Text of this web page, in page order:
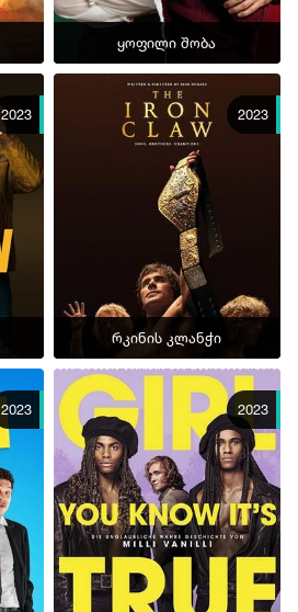
ყოფილი შობა
2023 2023
რკინის კლანჭი
2023 2023